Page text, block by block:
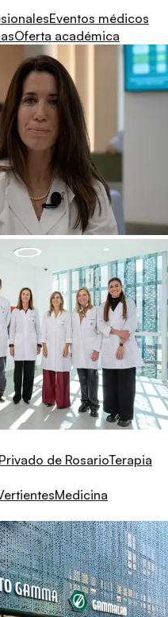
Eventos médicos
Oferta académica
de RosarioTerapia
Medicina